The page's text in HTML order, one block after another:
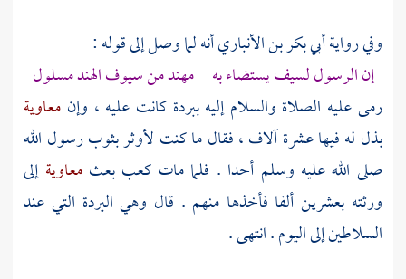
وفي روايةأبي بكر بن الأنباريأنه لما وصل إلى قوله :
إن الرسول لسيف يستضاء به مهند من سيوف الهند مسلول
رمى عليه الصلاة والسلام إليه ببردة كانت عليه ، وإن معاوية
بذل له فيها عشرة آلاف ، فقال ما كنت لأوثر بثوب رسول الله
صلى الله عليه وسلم أحدا . فلما مات كعب بعثمعاويةإلى
ورثته بعشرين ألفا فأخذها منهم . قال وهي البردة التي عند
السلاطين إلى اليوم . انتهى .